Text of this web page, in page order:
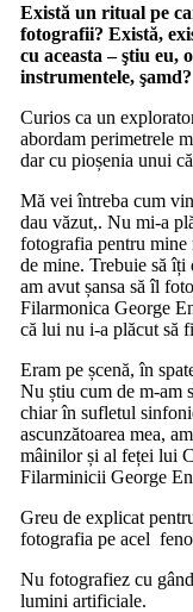
Există un ritual pe
fotografii? Există,
cu aceasta – ştiu eu,
instrumentele, şamd?
Curios ca un
abordam perimetrele
dar cu pioșenia unui
Mă vei întreba cum
dau văzut,. Nu mi-a
fotografia pentru mine
de mine. Trebuie să
am avut șansa să îl
Filarmonica George
că lui nu i-a plăcut să
Eram pe șcenă, în
Nu știu cum de m-am
chiar în sufletul
ascunzătoarea mea,
mâinilor și al feței lui
Filarminicii George
Greu de explicat
fotografia pe acel
Nu fotografiez cu
lumini artificiale.